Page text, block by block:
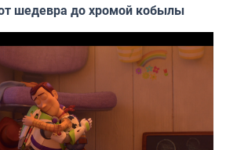
шедевра до хромой кобылы